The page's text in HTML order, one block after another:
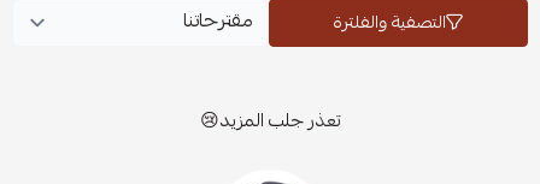
التصفية والفلترة
تعذر جلب المزيد😢